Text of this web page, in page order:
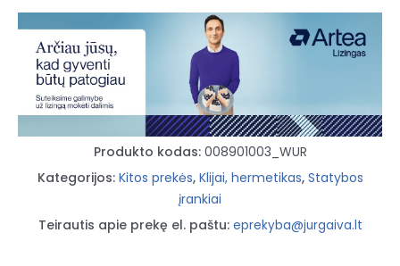
K+D
300ml.m
Produkto kodas: 008901003_WUR
Kategorijos: Kitos prekės, Klijai, hermetikas, Statybos
įrankiai
Teirautis apie prekę el. paštu: eprekyba@jurgaiva.lt